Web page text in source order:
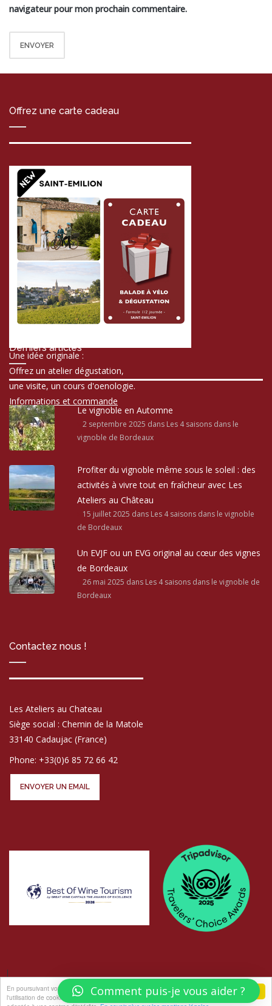
j'accepte
En poursuivant votre navigation sur ce site, vous acceptez
l'utilisation de cookies pour vous proposer des offres et services
navigateur pour mon prochain commentaire.
Offrez une carte cadeau
Une idée originale :
Offrez un atelier dégustation,
une visite, un cours d'oenologie.
Informations et commande
Derniers articles
Le vignoble en Automne
2 septembre 2025 dans Les 4 saisons dans le
vignoble de Bordeaux
Profiter du vignoble même sous le soleil : des
activités à vivre tout en fraîcheur avec Les
Ateliers au Château
15 juillet 2025 dans Les 4 saisons dans le vignoble
de Bordeaux
Un EVJF ou un EVG original au cœur des vignes
de Bordeaux
26 mai 2025 dans Les 4 saisons dans le vignoble de
Bordeaux
Contactez nous !
Les Ateliers au Chateau
Siège social : Chemin de la Matole
33140 Cadaujac (France)
Phone: +33(0)6 85 72 66 42
ENVOYER UN EMAIL
© COPYRIGHT LES ATELIERS AU CHÂTEAU - PHOTOS ELISABETH ROGER
Comment puis-je vous aider ?